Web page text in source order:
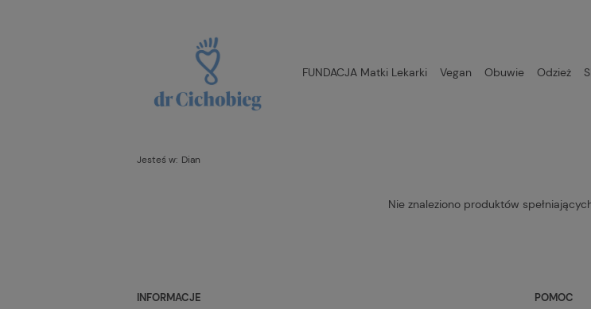
FUNDACJA Matki Lekarki Vegan Obuwie Odzież
Jesteś w: Dian
Nie znaleziono produktów
INFORMACJE POMOC